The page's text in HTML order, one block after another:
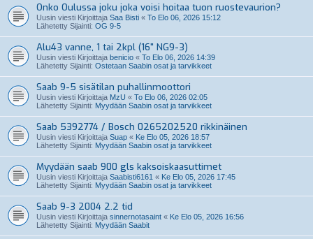
Onko Oulussa joku joka voisi hoitaa tuon ruostevaurion?
Uusin viesti Kirjoittaja Saa Bisti « To Elo 06, 2026 15:12
Lähetetty Sijainti: OG 9-5
Alu43 vanne, 1 tai 2kpl (16" NG9-3)
Uusin viesti Kirjoittaja benicio « To Elo 06, 2026 14:39
Lähetetty Sijainti: Ostetaan Saabin osat ja tarvikkeet
Saab 9-5 sisätilan puhallinmoottori
Uusin viesti Kirjoittaja MzU « To Elo 06, 2026 02:05
Lähetetty Sijainti: Myydään Saabin osat ja tarvikkeet
Saab 5392774 / Bosch 0265202520 rikkinäinen
Uusin viesti Kirjoittaja Suap « Ke Elo 05, 2026 18:57
Lähetetty Sijainti: Myydään Saabin osat ja tarvikkeet
Myydään saab 900 gls kaksoiskaasuttimet
Uusin viesti Kirjoittaja Saabisti6161 « Ke Elo 05, 2026 17:45
Lähetetty Sijainti: Myydään Saabin osat ja tarvikkeet
Saab 9-3 2004 2.2 tid
Uusin viesti Kirjoittaja sinnernotasaint « Ke Elo 05, 2026 16:56
Lähetetty Sijainti: Myydään Saabit